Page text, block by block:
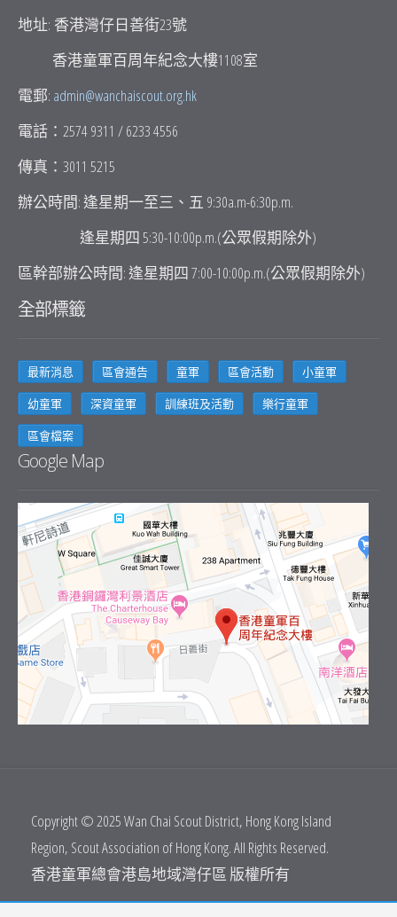
地址: 香港灣仔日善街23號
香港童軍百周年紀念大樓1108室
電郵: admin@wanchaiscout.org.hk
電話：2574 9311 / 6233 4556
傳真：3011 5215
辦公時間: 逢星期一至三、五 9:30a.m-6:30p.m.
逢星期四 5:30-10:00p.m.(公眾假期除外)
區幹部辦公時間: 逢星期四 7:00-10:00p.m.(公眾假期除外)
全部標籤
最新消息 區會通告 童軍 區會活動
小童軍
幼童軍
深資童軍 訓練班及活動
樂行童軍
區會檔案
Google Map
Copyright © 2025 Wan Chai Scout District, Hong Kong Island
Region, Scout Association of Hong Kong. All Rights Reserved.
香港童軍總會港島地域灣仔區 版權所有